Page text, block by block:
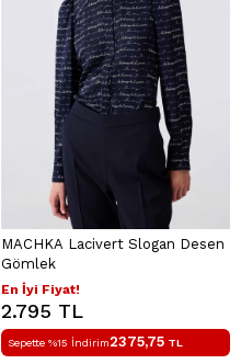
MACHKA Lacivert Slogan Desen
Gömlek
En İyi Fiyat!
2.795 TL
Sepette %15 İndirim2375,75 TL